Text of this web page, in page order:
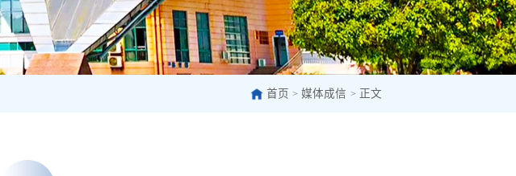
首页 > 媒体成信 > 正文